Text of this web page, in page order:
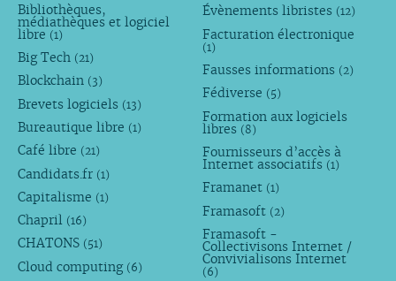
Bibliothèques,
médiathèques et logiciel
libre (1)
Big Tech (21)
Blockchain (3)
Brevets logiciels (13)
Bureautique libre (1)
Café libre (21)
Candidats.fr (1)
Capitalisme (1)
Chapril (16)
CHATONS (51)
Cloud computing (6)
Évènements libristes (12)
Facturation électronique
(1)
Fausses informations (2)
Fédiverse (5)
Formation aux logiciels
libres (8)
Fournisseurs d’accès à
Internet associatifs (1)
Framanet (1)
Framasoft (2)
Framasoft -
Collectivisons Internet /
Convivialisons Internet
(6)